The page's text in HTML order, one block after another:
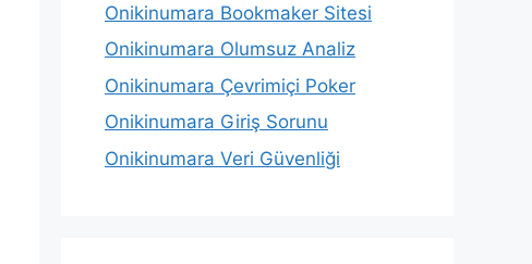
Onikinumara Bookmaker Sitesi
Onikinumara Olumsuz Analiz
Onikinumara Çevrimiçi Poker
Onikinumara Giriş Sorunu
Onikinumara Veri Güvenliği